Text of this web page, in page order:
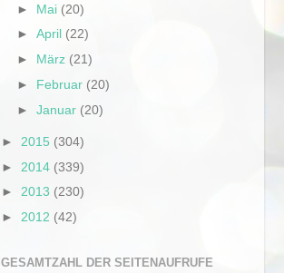
► Mai (20)
►April (22)
► März (21)
► Februar (20)
►Januar (20)
► 2015 (304)
► 2014 (339)
► 2013 (230)
► 2012 (42)
GESAMTZAHL DER SEITENAUFRUFE